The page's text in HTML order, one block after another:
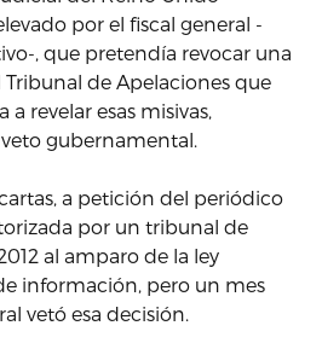
por el fiscal general -
, que pretendía revocar una
de Apelaciones que
revelar esas misivas,
gubernamental.
a petición del periódico
por un tribunal de
al amparo de la ley
información, pero un mes
vetó esa decisión.